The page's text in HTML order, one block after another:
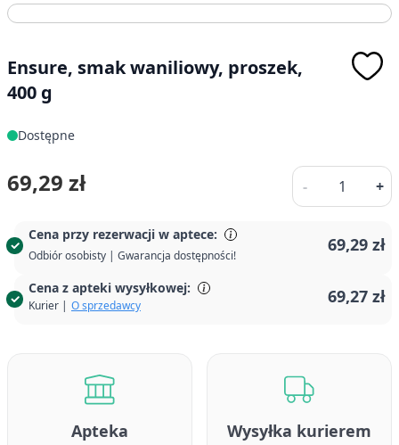
Ensure, smak waniliowy, proszek,
400 g
Dostępne
Cena przy rezerwacji w aptece:
Odbiór osobisty | Gwarancja dostępności!
69,29 zł
Cena z apteki wysyłkowej:
Kurier | O sprzedawcy 69,27 zł
69,29 zł -
Ilość
+
Apteka Wysyłka kurierem